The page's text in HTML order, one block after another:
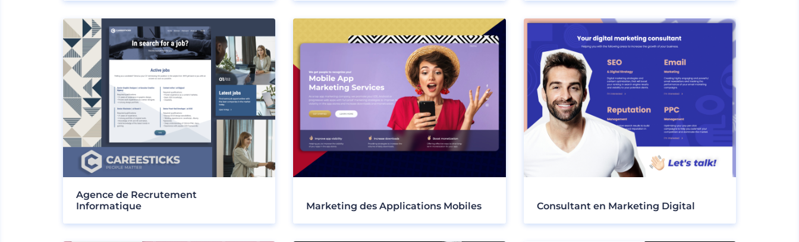
Agence de Recrutement
Informatique
Marketing des Applications Mobiles Consultant en Marketing Digital